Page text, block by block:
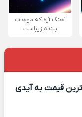
آهنگ آره که موهات
بلنده زیباست
قیمت به آیدی